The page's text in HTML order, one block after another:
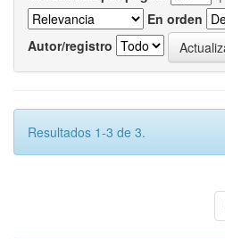
En orden
Autor/registro
Resultados 1-3 de 3.